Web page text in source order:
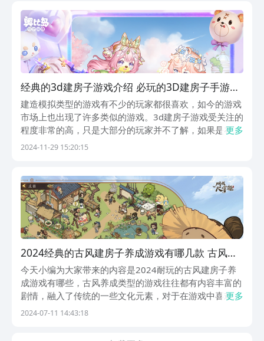
经典的3d建房子游戏介绍 必玩的3D建房子手游安
卓下载分享2024
建造模拟类型的游戏有不少的玩家都很喜欢，如今的游戏
市场上也出现了许多类似的游戏。3d建房子游戏受关注的
程度非常的高，只是大部分的玩家并不了解，如果是在这
一个类型中，到底什么样的游戏才更受到大家关注？有这
更多
2024-11-29 15:20:15
2024经典的古风建房子养成游戏有哪几款 古风建
房子养成游戏介绍
今天小编为大家带来的内容是2024耐玩的古风建房子养
成游戏有哪些，古风养成类型的游戏往往都有内容丰富的
剧情，融入了传统的一些文化元素，对于在游戏中喜欢看
剧情故事，喜欢古风画风的小伙伴吸引力是很大的，所以
更多
2024-07-11 14:43:18